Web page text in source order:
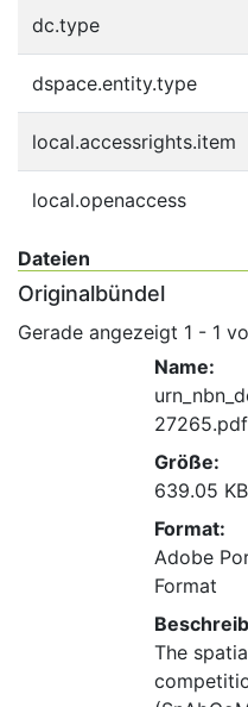
dc.type
dspace.entity.type
local.accessrights.item
local.openaccess
Dateien
Originalbündel
Gerade angezeigt 1 - 1
Name:
27265.pdf
Größe:
639.05 KB
Format:
Adobe
Format
The